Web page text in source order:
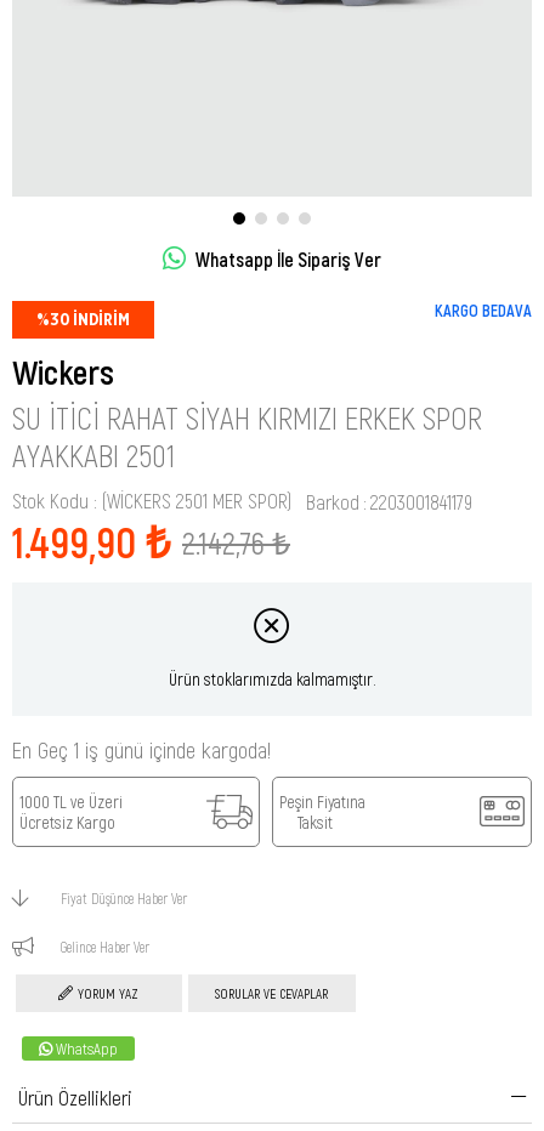
Whatsapp İle Sipariş Ver
%30 İNDIRIM KARGO BEDAVA
Wickers
SU İTICI RAHAT SIYAH KIRMIZI ERKEK SPOR
AYAKKABI 2501
Stok Kodu (WİCKERS 2501 MER SPOR) Barkod : 2203001841179
2.142,76 ₺
1.499,90 ₺
Ürün stoklarımızda kalmamıştır.
En Geç 1 iş günü içinde kargoda!
1000 TL ve Üzeri
Ücretsiz Kargo
Peşin Fiyatına
Taksit
Fiyat Düşünce Haber Ver
Gelince Haber Ver
YORUM YAZ SORULAR VE CEVAPLAR
WhatsApp
Ürün Özellikleri